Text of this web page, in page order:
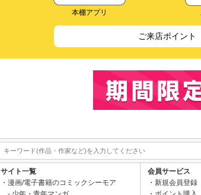
本棚アプリ
ご来店ポイント
サイト一覧
漫画/電子書籍のコミックシーモア
会員サービス
新規会員登録